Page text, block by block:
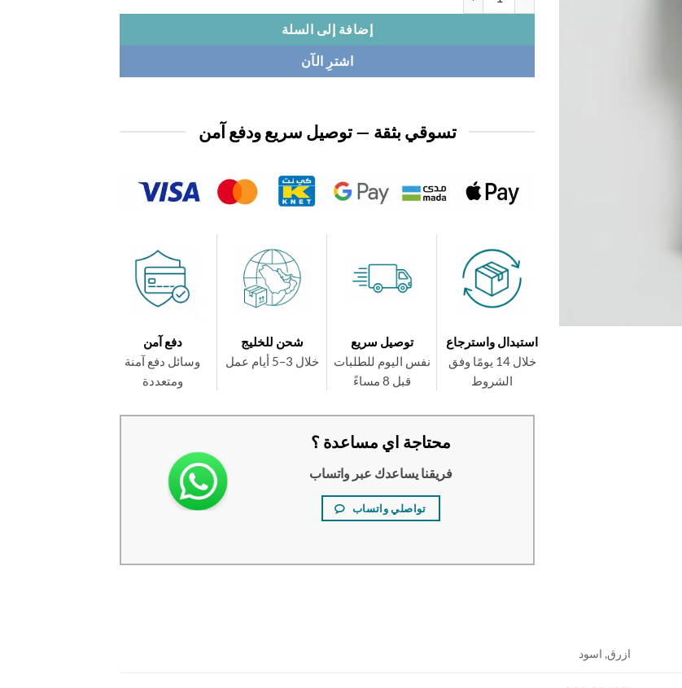
إضافة إلى السلة
اشترِ الآن
تسوقي بثقة — توصيل سريع ودفع آمن
استبدال واسترجاع
خلال 14 يومًا وفق
الشروط
توصيل سريع
نفس اليوم للطلبات
قبل 8 مساءً
شحن للخليج
خلال 3–5 أيام عمل
دفع آمن
وسائل دفع آمنة
ومتعددة
محتاجة اي مساعدة ؟
فريقنا يساعدك عبر واتساب
تواصلي واتساب
ازرق, اسود